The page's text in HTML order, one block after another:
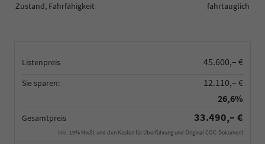
Listenpreis 45.600,– €
Sie sparen:
12.110,– €
26,6%
Gesamtpreis 33.490,– €
inkl. 19% MwSt. und den Kosten für Überführung und Original COC-Dokument
Zustand, Fahrfähigkeit fahrtauglich